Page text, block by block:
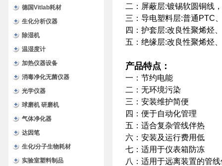
德国Vitlab耗材
生化分析仪器
除湿机
温湿度计
加热仪器设备
消毒净化无菌仪器
光学仪器
球磨机 研磨机
气体净化器
达因笔
生化/分子生物耗材
实验室塑料制品
二：屏蔽层:镀锡软圆铜线
三：导电塑料层:普通PTC
四：护套层:改良性聚烯烃
五：绝缘层:改良性聚烯烃
产品特点：
一：节约电能
二：无环境污染
三：安装维护简便
四：便于自动化管理
五：适合复杂管线伴热
六：安装及运行费用低
七：适用于仪表箱防冻
八：适用于远离装置的管